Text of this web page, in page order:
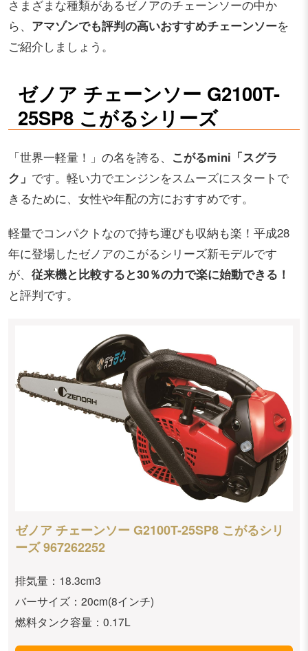
さまざまな種類があるゼノアのチェーンソーの中か
ら、 アマゾンでも評判の高いおすすめチェーンソーを
ご紹介しましょう。
ゼノア チェーンソー G2100T-
25SP8 こがるシリーズ
「世界一軽量！」の名を誇る、 こがるmini「スグラ
ク」 です。軽い力でエンジンをスムーズにスタートで
きるために、女性や年配の方におすすめです。
軽量でコンパクトなので持ち運びも収納も楽！平成28
年に登場したゼノアのこがるシリーズ新モデルです
が、 従来機と比較すると30％の力で楽に始動できる！
と評判です。
ゼノア チェーンソー G2100T-25SP8 こがるシリ
ーズ 967262252
排気量：18.3cm3
バーサイズ：20cm(8インチ)
燃料タンク容量：0.17L